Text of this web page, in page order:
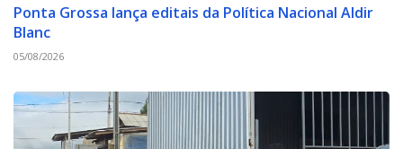
Ponta Grossa lança editais da Política Nacional Aldir
Blanc
05/08/2026